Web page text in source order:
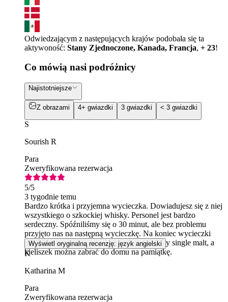
Odwiedzającym z następujących krajów podobała się ta
aktywoność: Stany Zjednoczone, Kanada, Francja, + 23!
Co mówią nasi podróżnicy
Najistotniejsze
Z obrazami 4+ gwiazdki 3 gwiazdki < 3 gwiazdki
S
Sourish R
Para
Zweryfikowana rezerwacja
5/5
3 tygodnie temu
Bardzo krótka i przyjemna wycieczka. Dowiadujesz się z niej
wszystkiego o szkockiej whisky. Personel jest bardzo
serdeczny. Spóźniliśmy się o 30 minut, ale bez problemu
przyjęto nas na następną wycieczkę. Na koniec wycieczki
można też spróbować kilku rodzajów whisky single malt, a
kieliszek można zabrać do domu na pamiątkę.
Wyświetl oryginalną recenzję: język angielski
K
Katharina M
Para
Zweryfikowana rezerwacja